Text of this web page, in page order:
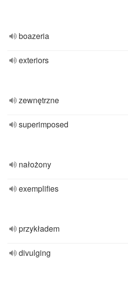
boazeria
exteriors
zewnętrzne
superimposed
nałożony
exemplifies
przykładem
divulging